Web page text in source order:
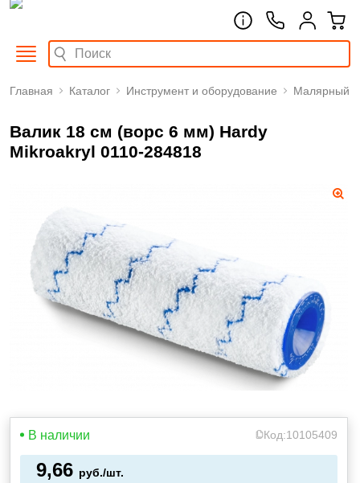
Главная Каталог Инструмент и оборудование Малярный
Валик 18 см (ворс 6 мм) Hardy
Mikroakryl 0110-284818
В наличии Код:10105409
9,66 руб./шт.